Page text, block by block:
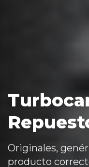
Originales,
producto